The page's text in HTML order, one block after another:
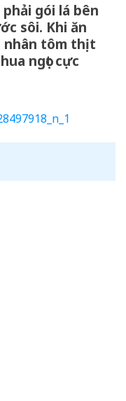
phải gói lá bên
sôi. Khi ăn
nhân tôm thịt
ngọt cực